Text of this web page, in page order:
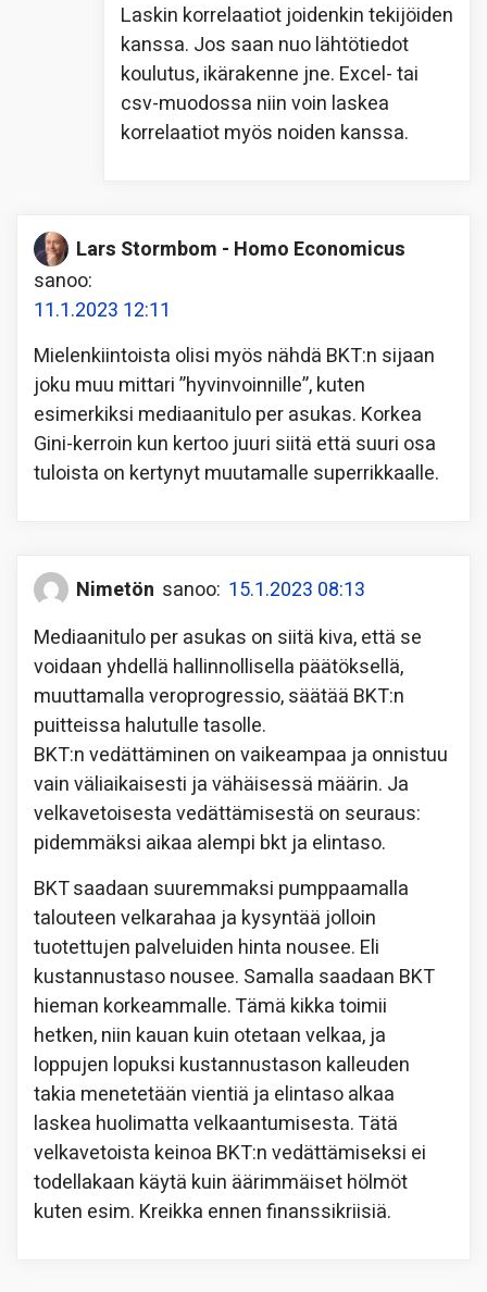
Laskin korrelaatiot joidenkin tekijöiden
kanssa. Jos saan nuo lähtötiedot
koulutus, ikärakenne jne. Excel- tai
csv-muodossa niin voin laskea
korrelaatiot myös noiden kanssa.
Lars Stormbom - Homo Economicus
sanoo:
11.1.2023 12:11
Mielenkiintoista olisi myös nähdä BKT:n sijaan
joku muu mittari ”hyvinvoinnille”, kuten
esimerkiksi mediaanitulo per asukas. Korkea
Gini-kerroin kun kertoo juuri siitä että suuri osa
tuloista on kertynyt muutamalle superrikkaalle.
Nimetön sanoo: 15.1.2023 08:13
Mediaanitulo per asukas on siitä kiva, että se
voidaan yhdellä hallinnollisella päätöksellä,
muuttamalla veroprogressio, säätää BKT:n
puitteissa halutulle tasolle.
BKT:n vedättäminen on vaikeampaa ja onnistuu
vain väliaikaisesti ja vähäisessä määrin. Ja
velkavetoisesta vedättämisestä on seuraus:
pidemmäksi aikaa alempi bkt ja elintaso.
BKT saadaan suuremmaksi pumppaamalla
talouteen velkarahaa ja kysyntää jolloin
tuotettujen palveluiden hinta nousee. Eli
kustannustaso nousee. Samalla saadaan BKT
hieman korkeammalle. Tämä kikka toimii
hetken, niin kauan kuin otetaan velkaa, ja
loppujen lopuksi kustannustason kalleuden
takia menetetään vientiä ja elintaso alkaa
laskea huolimatta velkaantumisesta. Tätä
velkavetoista keinoa BKT:n vedättämiseksi ei
todellakaan käytä kuin äärimmäiset hölmöt
kuten esim. Kreikka ennen finanssikriisiä.